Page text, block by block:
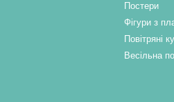
Постери
Фігури з
Повітряні
Весільна